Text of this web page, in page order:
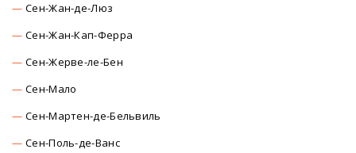
Сен-Жан-де-Люз
Сен-Жан-Кап-Ферра
Сен-Жерве-ле-Бен
Сен-Мало
Сен-Мартен-де-Бельвиль
Сен-Поль-де-Ванс